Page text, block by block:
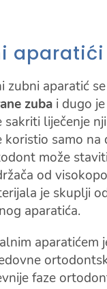
aparatići
zubni aparatić
zubai dugo
sakriti liječenje
koristio samo na
može
od
je skuplji
aparatića.
aparatićem
faze